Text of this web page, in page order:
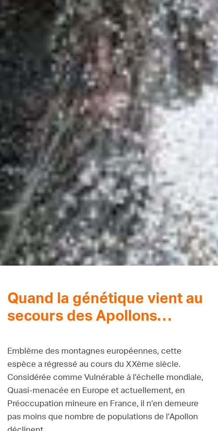
Quand la génétique vient au
secours des Apollons…
Emblème des montagnes européennes, cette
espèce a régressé au cours du XXème siècle.
Considérée comme Vulnérable à l’échelle mondiale,
Quasi-menacée en Europe et actuellement, en
Préoccupation mineure en France, il n’en demeure
pas moins que nombre de populations de l’Apollon